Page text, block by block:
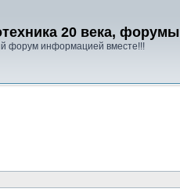
20 века, форумы
форум информацией вместе!!!